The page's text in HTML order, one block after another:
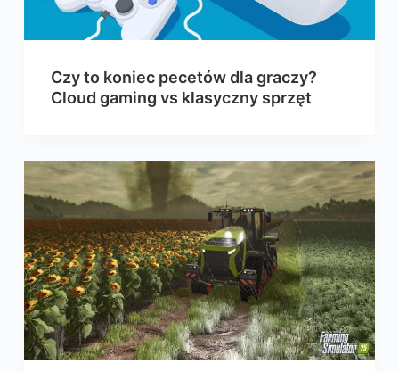
Czy to koniec pecetów dla graczy?
Cloud gaming vs klasyczny sprzęt